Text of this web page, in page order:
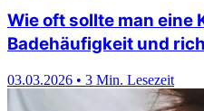
Wie oft sollte man eine
Badehäufigkeit und
03.03.2026 • 3 Min. Lesezeit